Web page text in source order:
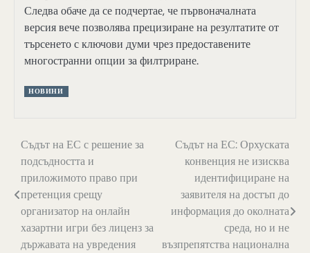
Следва обаче да се подчертае, че първоначалната
версия вече позволява прецизиране на резултатите от
търсенето с ключови думи чрез предоставените
многостранни опции за филтриране.
НОВИНИ
Навигация
Съдът на ЕС с решение за
подсъдността и
приложимото право при
претенция срещу
организатор на онлайн
хазартни игри без лиценз за
държавата на увредения
Съдът на ЕС: Орхуската
конвенция не изисква
идентифициране на
заявителя на достъп до
информация до околната
среда, но и не
възпрепятства национална